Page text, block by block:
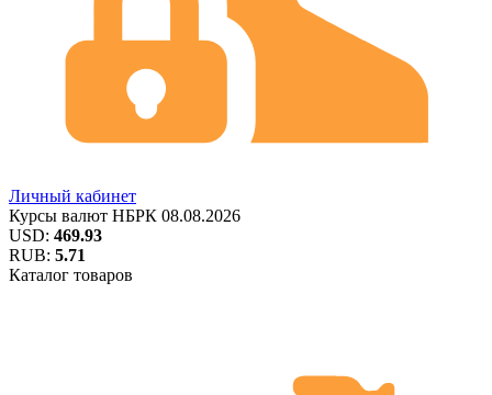
Личный кабинет
Курсы валют НБРК 08.08.2026
USD: 469.93
RUB: 5.71
Каталог товаров